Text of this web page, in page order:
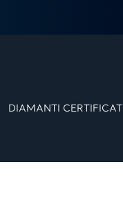
DIAMANTI CERTIFICATI